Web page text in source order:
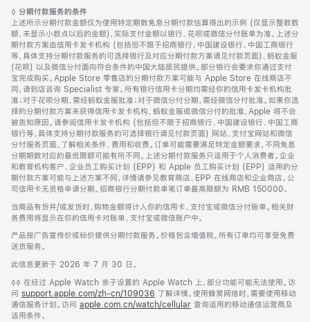
页
脚
脚
注
◊ 分期付款服务的条件
上述所示分期付款金额仅为使用特定期数免息分期付款估算得出的示例 (仅显示整数数
额，未显示小数点以后的金额)，实际支付金额以银行、花呗或微信分付账单为准。上述分
期付款方案由信用卡发卡机构 (包括但不限于招商银行、中国建设银行、中国工商银行
等，具体支持分期付款服务的可选择银行及对应分期付款方案请见付款页面)、蚂蚁金服
(花呗) 以及微信分付面向符合条件的中国大陆居民提供。部分银行会要求你通过支付
宝完成购买。Apple Store 零售店的分期付款方案可能与 Apple Store 在线商店不
同，请到店咨询 Specialist 专家。所有银行信用卡分期均需经你的信用卡发卡机构批
准；对于花呗分期，需经蚂蚁金服批准；对于微信分付分期，需经微信分付批准。如果你选
择的分期付款方案未获得信用卡发卡机构、蚂蚁金服或微信分付的批准，Apple 将不会
被告知原因。请参阅信用卡发卡机构 (包括但不限于招商银行、中国建设银行、中国工商
银行等，具体支持分期付款服务的可选择银行请见付款页面) 网站、支付宝网站和微信
分付服务页面，了解相关条件、费用和收费。订单可能需要满足特定金额要求，不同免息
分期期数对应的最低限额可能有所不同。上述分期付款服务只适用于个人消费者。企业
和教育机构客户、企业员工购买计划 (EPP) 和 Apple 员工购买计划 (EPP) 适用的分
期付款方案可能与上述方案不同，详情请参见教育商店、EPP 在线商店和企业商店。公
司信用卡无资格申请分期。招商银行分期付款单笔订单最高限额为 RMB 150000。
当商品有货并/或发货时，购物金额将计入你的信用卡、支付宝或微信分付账单。相关财
务费用将显示在你的信用卡对账单、支付宝或微信账户中。
产品按广告宣传价或标价提供分期付款服务。价格包含增值税。所有订单均可享受免费
送货服务。
此信息更新于 2026 年 7 月 30 日。
脚
注
◊◊ 在经过 Apple Watch 亲子设置的 Apple Watch 上，部分功能可能无法使用。访
问 support.apple.com/zh-cn/109036 (在
新
了解详情。使用蜂窝网络时，需要使用移动
通信服务计划。访问 apple.com.cn/watch/cellular 查询适用的移动通信运营商及
适用条件。